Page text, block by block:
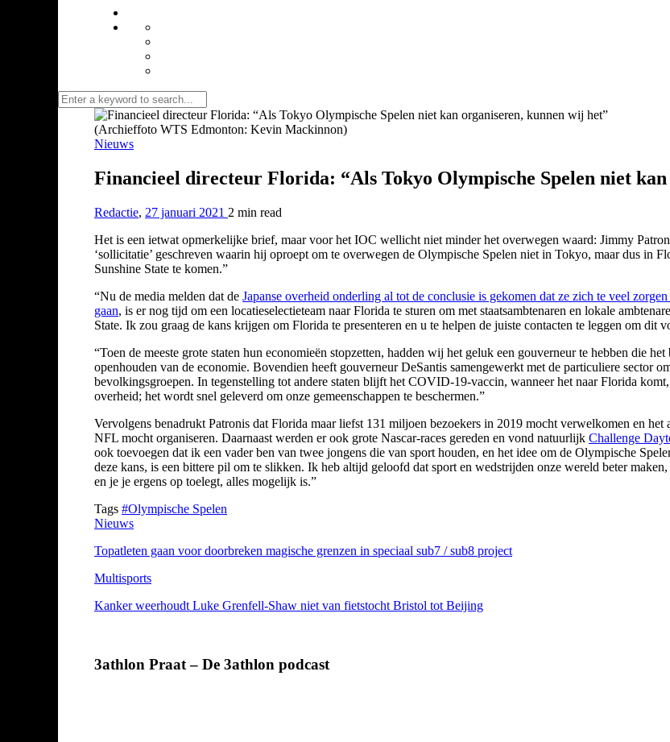
(Archieffoto WTS Edmonton: Kevin Mackinnon)
Nieuws
Financieel directeur Florida: “Als Tokyo Olympische Spelen niet
Redactie, 27 januari 2021 2 min read
Het is een ietwat opmerkelijke brief, maar voor het IOC wellicht niet minder het overwegen waard: Jimmy
‘sollicitatie’ geschreven waarin hij oproept om te overwegen de Olympische Spelen niet in Tokyo, maar dus in
Sunshine State te komen.”
“Nu de media melden dat de Japanse overheid onderling al tot de conclusie is gekomen dat ze zich te veel
gaan, is er nog tijd om een locatieselectieteam naar Florida te sturen om met staatsambtenaren en lokale
State. Ik zou graag de kans krijgen om Florida te presenteren en u te helpen de juiste contacten te leggen om dit
“Toen de meeste grote staten hun economieën stopzetten, hadden wij het geluk een gouverneur te hebben die
openhouden van de economie. Bovendien heeft gouverneur DeSantis samengewerkt met de particuliere sector
bevolkingsgroepen. In tegenstelling tot andere staten blijft het COVID-19-vaccin, wanneer het naar Florida
overheid; het wordt snel geleverd om onze gemeenschappen te beschermen.”
Vervolgens benadrukt Patronis dat Florida maar liefst 131 miljoen bezoekers in 2019 mocht verwelkomen en het
NFL mocht organiseren. Daarnaast werden er ook grote Nascar-races gereden en vond natuurlijk Challenge
ook toevoegen dat ik een vader ben van twee jongens die van sport houden, en het idee om de Olympische
deze kans, is een bittere pil om te slikken. Ik heb altijd geloofd dat sport en wedstrijden onze wereld beter
en je je ergens op toelegt, alles mogelijk is.”
Tags #Olympische Spelen
Nieuws
Topatleten gaan voor doorbreken magische grenzen in speciaal sub7 / sub8 project
Multisports
Kanker weerhoudt Luke Grenfell-Shaw niet van fietstocht Bristol tot Beijing
3athlon Praat – De 3athlon podcast